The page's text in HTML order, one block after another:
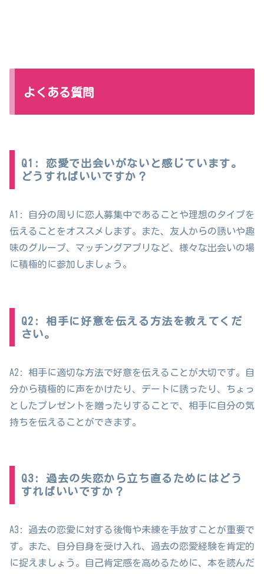
よくある質問
Q1: 恋愛で出会いがないと感じています。
どうすればいいですか？
A1: 自分の周りに恋人募集中であることや理想のタイプを
伝えることをオススメします。また、友人からの誘いや趣
味のグループ、マッチングアプリなど、様々な出会いの場
に積極的に参加しましょう。
Q2: 相手に好意を伝える方法を教えてくだ
さい。
A2: 相手に適切な方法で好意を伝えることが大切です。自
分から積極的に声をかけたり、デートに誘ったり、ちょっ
としたプレゼントを贈ったりすることで、相手に自分の気
持ちを伝えることができます。
Q3: 過去の失恋から立ち直るためにはどう
すればいいですか？
A3: 過去の恋愛に対する後悔や未練を手放すことが重要で
す。また、自分自身を受け入れ、過去の恋愛経験を肯定的
に捉えましょう。自己肯定感を高めるために、本を読んだ